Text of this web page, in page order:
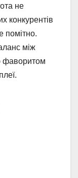
не
конкурентів
помітно.
між
фаворитом